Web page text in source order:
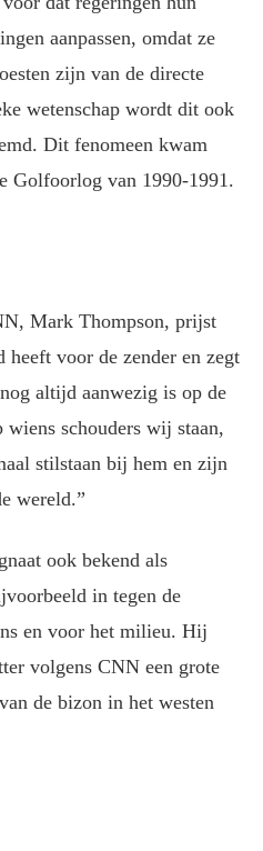
aanpassen, omdat ze
zijn van de directe
wetenschap wordt dit ook
Dit fenomeen kwam
Golfoorlog van 1990-1991.
Mark Thompson, prijst
voor de zender en zegt
altijd aanwezig is op de
wiens schouders wij staan,
stilstaan bij hem en zijn
wereld.”
ook bekend als
in tegen de
en voor het milieu. Hij
volgens CNN een grote
de bizon in het westen